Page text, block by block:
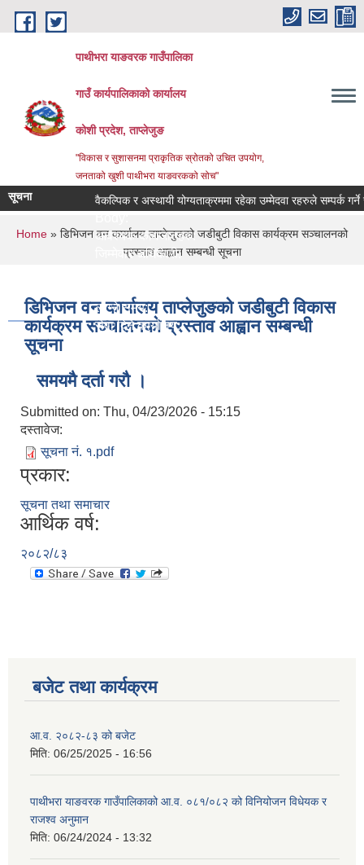
Skip to main content
पाथीभरा याङवरक गाउँपालिका
गाउँ कार्यपालिकाको कार्यालय
कोशी प्रदेश, ताप्लेजुङ
"विकास र सुशासनमा प्राकृतिक स्रोतको उचित उपयोग,
जनताको खुशी पाथीभरा याङवरकको सोच"
सूचना वैकल्पिक र अस्थायी योग्यताक्रममा रहेका उम्मेदवा रहरुले सम्पर्क गर्ने
आवश्यक कागजातहरु:
जिम्मेवार अधिकारी:
लाग्ने समय:
सेवा दिने कार्यालय:
You are here
Home » डिभिजन वन कार्यालय ताप्लेजुङको जडीबुटी विकास कार्यक्रम सञ्चालनको
प्रस्ताव आह्वान सम्बन्धी सूचना
डिभिजन वन कार्यालय ताप्लेजुङको जडीबुटी विकास
कार्यक्रम सञ्चालनको प्रस्ताव आह्वान सम्बन्धी
सूचना
समयमै दर्ता गरौ ।
Submitted on: Thu, 04/23/2026 - 15:15
दस्तावेज:
सूचना नं. १.pdf
प्रकार:
सूचना तथा समाचार
आर्थिक वर्ष:
२०८२/८३
बजेट तथा कार्यक्रम
आ.व. २०८२-८३ को बजेट
मिति: 06/25/2025 - 16:56
पाथीभरा याङवरक गाउँपालिकाको आ.व. ०८१/०८२ को विनियोजन विधेयक र
राजश्व अनुमान
मिति: 06/24/2024 - 13:32